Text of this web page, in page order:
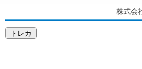
アーケードゲーム
セガ ラッキーくじ
トピックス
株式会
トレカ